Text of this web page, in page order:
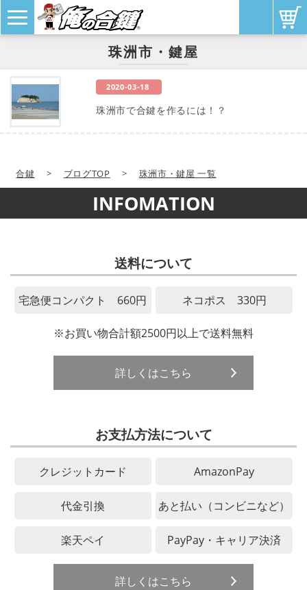
珠洲市・鍵屋
2020-03-18
珠洲市で合鍵を作るには！？
合鍵 > ブログTOP > 珠洲市・鍵屋 一覧
INFOMATION
送料について
宅急便コンパクト 660円 ネコポス 330円
※お買い物合計額2500円以上で送料無料
詳しくはこちら
お支払方法について
クレジットカード AmazonPay
代金引換 あと払い（コンビニなど）
楽天ペイ PayPay・キャリア決済
詳しくはこちら